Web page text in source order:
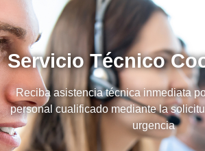
Servicio Técnico
Reciba asistencia técnica inmediata
personal cualificado mediante la
urgencia